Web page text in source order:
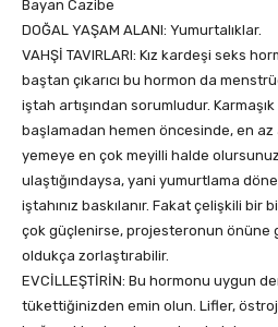
Bayan Cazibe
DOĞAL YAŞAM ALANI: Yumurtalıklar.
VAHŞİ TAVIRLARI: Kız kardeşi seks
baştan çıkarıcı bu hormon da
iştah artışından sorumludur.
başlamadan hemen öncesinde, en az
yemeye en çok meyilli halde
ulaştığındaysa, yani yumurtlama
iştahınız baskılanır. Fakat çelişkili bir
çok güçlenirse, projesteronun önüne
oldukça zorlaştırabilir.
EVCİLLEŞTİRİN: Bu hormonu uygun
tükettiğinizden emin olun. Lifler,